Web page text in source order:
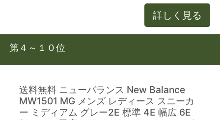
詳しく見る
第４～１０位
送料無料 ニューバランス New Balance
MW1501 MG メンズ レディース スニーカ
ー ミディアム グレー2E 標準 4E 幅広 6E